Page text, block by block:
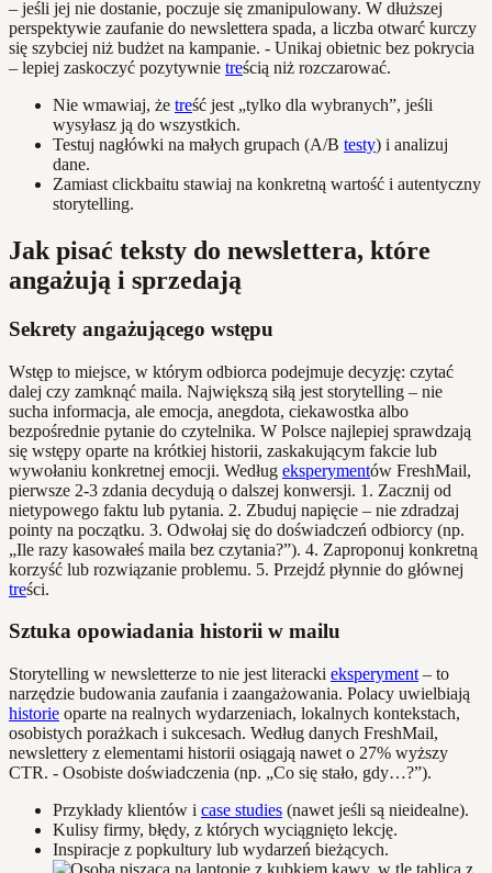
– jeśli jej nie dostanie, poczuje się zmanipulowany. W dłuższej
perspektywie zaufanie do newslettera spada, a liczba otwarć kurczy
się szybciej niż budżet na kampanie. - Unikaj obietnic bez pokrycia
– lepiej zaskoczyć pozytywnie treścią niż rozczarować.
Nie wmawiaj, że treść jest „tylko dla wybranych”, jeśli
wysyłasz ją do wszystkich.
Testuj nagłówki na małych grupach (A/B testy) i analizuj
dane.
Zamiast clickbaitu stawiaj na konkretną wartość i autentyczny
storytelling.
Jak pisać teksty do newslettera, które
angażują i sprzedają
Sekrety angażującego wstępu
Wstęp to miejsce, w którym odbiorca podejmuje decyzję: czytać
dalej czy zamknąć maila. Największą siłą jest storytelling – nie
sucha informacja, ale emocja, anegdota, ciekawostka albo
bezpośrednie pytanie do czytelnika. W Polsce najlepiej sprawdzają
się wstępy oparte na krótkiej historii, zaskakującym fakcie lub
wywołaniu konkretnej emocji. Według eksperymentów FreshMail,
pierwsze 2-3 zdania decydują o dalszej konwersji. 1. Zacznij od
nietypowego faktu lub pytania. 2. Zbuduj napięcie – nie zdradzaj
pointy na początku. 3. Odwołaj się do doświadczeń odbiorcy (np.
„Ile razy kasowałeś maila bez czytania?”). 4. Zaproponuj konkretną
korzyść lub rozwiązanie problemu. 5. Przejdź płynnie do głównej
treści.
Sztuka opowiadania historii w mailu
Storytelling w newsletterze to nie jest literacki eksperyment – to
narzędzie budowania zaufania i zaangażowania. Polacy uwielbiają
historie oparte na realnych wydarzeniach, lokalnych kontekstach,
osobistych porażkach i sukcesach. Według danych FreshMail,
newslettery z elementami historii osiągają nawet o 27% wyższy
CTR. - Osobiste doświadczenia (np. „Co się stało, gdy…?”).
Przykłady klientów i case studies (nawet jeśli są nieidealne).
Kulisy firmy, błędy, z których wyciągnięto lekcję.
Inspiracje z popkultury lub wydarzeń bieżących.